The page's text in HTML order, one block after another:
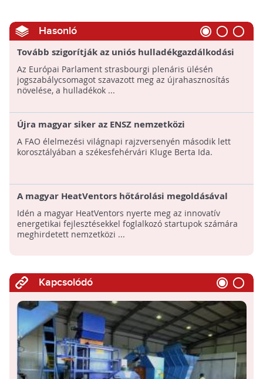
Hasonló
Tovább szigorítják az uniós hulladékgazdálkodási
szabályokat
Az Európai Parlament strasbourgi plenáris ülésén
jogszabálycsomagot szavazott meg az újrahasznosítás
növelése, a hulladékok ...
Újra magyar siker az ENSZ nemzetközi
rajzversenyén: 13 éves székesfehérvári kislány lett
a második helyezett
A FAO élelmezési világnapi rajzversenyén második lett
korosztályában a székesfehérvári Kluge Berta Ida.
A magyar HeatVentors hőtárolási megoldásával
győzött Európa legnagyobb energetikai startup
versenyén
Idén a magyar HeatVentors nyerte meg az innovatív
energetikai fejlesztésekkel foglalkozó startupok számára
meghirdetett nemzetközi ...
Kapcsolódó